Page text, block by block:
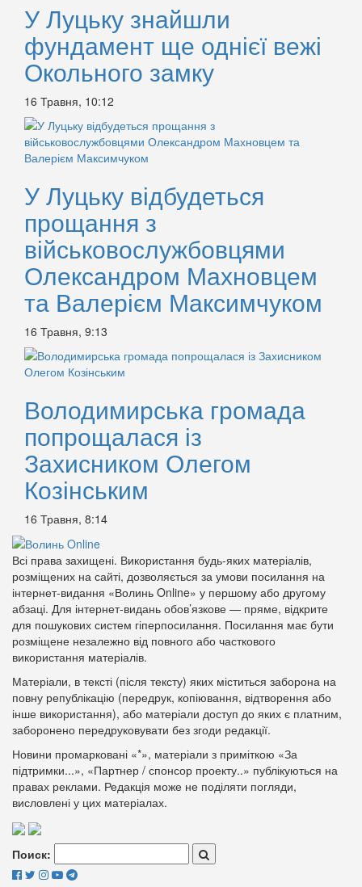
У Луцьку знайшли
фундамент ще однієї вежі
Окольного замку
16 Травня, 10:12
У Луцьку відбудеться
прощання з
військовослужбовцями
Олександром Махновцем
та Валерієм Максимчуком
16 Травня, 9:13
Володимирська громада
попрощалася із
Захисником Олегом
Козінським
16 Травня, 8:14
Всі права захищені. Використання будь-яких матеріалів,
розміщених на сайті, дозволяється за умови посилання на
інтернет-видання «Волинь Online» у першому або другому
абзаці. Для інтернет-видань обов’язкове — пряме, відкрите
для пошукових систем гіперпосилання. Посилання має бути
розміщене незалежно від повного або часткового
використання матеріалів.
Матеріали, в тексті (після тексту) яких міститься заборона на
повну републікацію (передрук, копіювання, відтворення або
інше використання), або матеріали доступ до яких є платним,
заборонено передруковувати без згоди редакції.
Новини промарковані «*», матеріали з приміткою «За
підтримки...», «Партнер / спонсор проекту..» публікуються на
правах реклами. Редакція може не поділяти погляди,
висловлені у цих матеріалах.
Поиск: